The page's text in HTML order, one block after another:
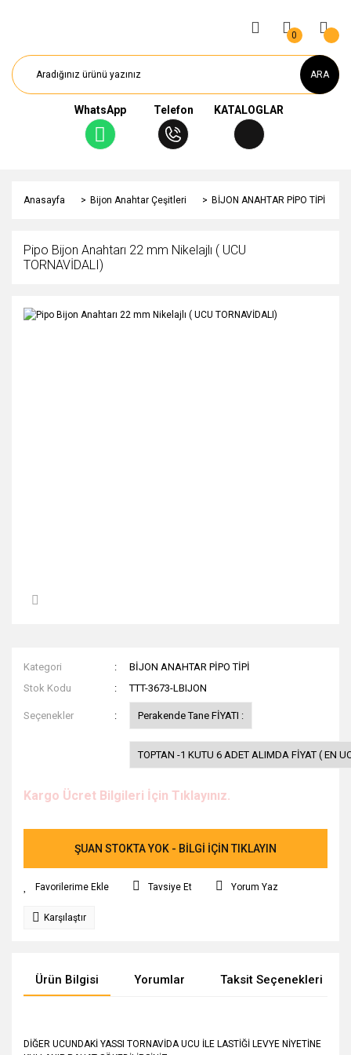
ARA
WhatsApp Telefon KATALOGLAR
0
Anasayfa Bijon Anahtar Çeşitleri BİJON ANAHTAR PİPO TİPİ
Pipo Bijon Anahtarı 22 mm Nikelajlı ( UCU
TORNAVİDALI)
Kategori
BİJON ANAHTAR PİPO TİPİ
Stok Kodu
TTT-3673-LBIJON
Seçenekler Perakende Tane FİYATI :
TOPTAN -1 KUTU 6 ADET ALIMDA FİYAT ( EN
Kargo Ücret Bilgileri İçin Tıklayınız.
ŞUAN STOKTA YOK - BİLGİ İÇİN TIKLAYIN
Tavsiye Et Yorum Yaz
Karşılaştır
Ürün Bilgisi Yorumlar Taksit Seçenekleri
DİĞER UCUNDAKİ YASSI TORNAVİDA UCU İLE LASTİĞİ LEVYE NİYETİNE